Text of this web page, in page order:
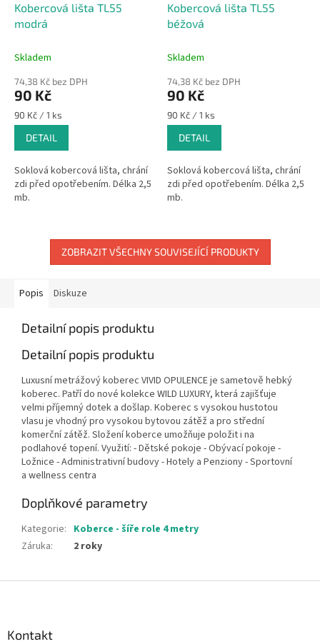
Kobercová lišta TL55
modrá
Skladem
74,38 Kč bez DPH
90 Kč
Měrná
cena:
90 Kč / 1 ks
DETAIL
Soklová kobercová lišta, chrání
zdi před opotřebením. Délka 2,5
mb.
Kobercová lišta TL55
béžová
Skladem
74,38 Kč bez DPH
90 Kč
Měrná
cena:
90 Kč / 1 ks
DETAIL
Soklová kobercová lišta, chrání
zdi před opotřebením. Délka 2,5
mb.
ZOBRAZIT VŠECHNY SOUVISEJÍCÍ PRODUKTY
Popis Diskuze
Detailní popis produktu
Detailní popis produktu
Luxusní metrážový koberec VIVID OPULENCE je sametově hebký
koberec. Patří do nové kolekce WILD LUXURY, která zajišťuje
velmi příjemný dotek a došlap. Koberec s vysokou hustotou
vlasu je vhodný pro vysokou bytovou zátěž a pro střední
komerční zátěž. Složení koberce umožňuje položit i na
podlahové topení. Využití: - Dětské pokoje - Obývací pokoje -
Ložnice - Administrativní budovy - Hotely a Penziony - Sportovní
a wellness centra
Doplňkové parametry
Kategorie: Koberce - šíře role 4 metry
Záruka: 2 roky
Kontakt